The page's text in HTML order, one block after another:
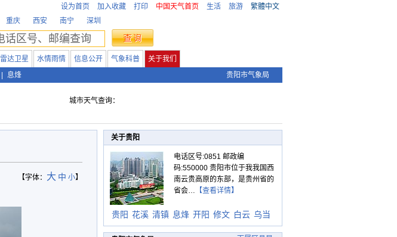
设为首页 加入收藏 打印 中国天气首页 生活 旅游
繁體中文
重庆 西安 南宁 深圳
雷达卫星 水情雨情 信息公开 气象科普
关于我们
息烽 贵阳市气象局
城市天气查询：
【字体： 大 中 小】
关于贵阳
电话区号:0851 邮政编
码:550000 贵阳市位于我我国西
南云贵高原的东部，是贵州省的
省会… 【查看详情】
贵阳 花溪 清镇 息烽 开阳 修文 白云 乌当